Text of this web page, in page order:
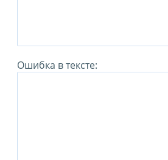
Ошибка в тексте: